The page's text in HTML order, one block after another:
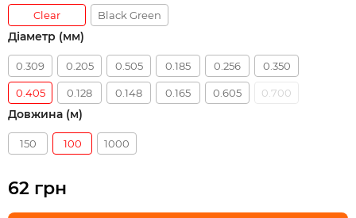
Clear Black Green
Діаметр (мм)
0.309 0.205 0.505 0.185 0.256 0.350
0.405 0.128 0.148 0.165 0.605 0.700
Довжина (м)
150 100 1000
62 грн